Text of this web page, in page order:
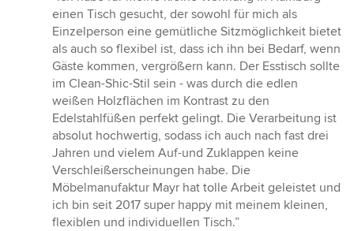
5
von
5
Sternen
einen Tisch gesucht, der sowohl für mich als
Einzelperson eine gemütliche Sitzmöglichkeit bietet
als auch so flexibel ist, dass ich ihn bei Bedarf, wenn
Gäste kommen, vergrößern kann. Der Esstisch sollte
im Clean-Shic-Stil sein - was durch die edlen
weißen Holzflächen im Kontrast zu den
Edelstahlfüßen perfekt gelingt. Die Verarbeitung ist
absolut hochwertig, sodass ich auch nach fast drei
Jahren und vielem Auf-und Zuklappen keine
Verschleißerscheinungen habe. Die
Möbelmanufaktur Mayr hat tolle Arbeit geleistet und
ich bin seit 2017 super happy mit meinem kleinen,
flexiblen und individuellen Tisch.”